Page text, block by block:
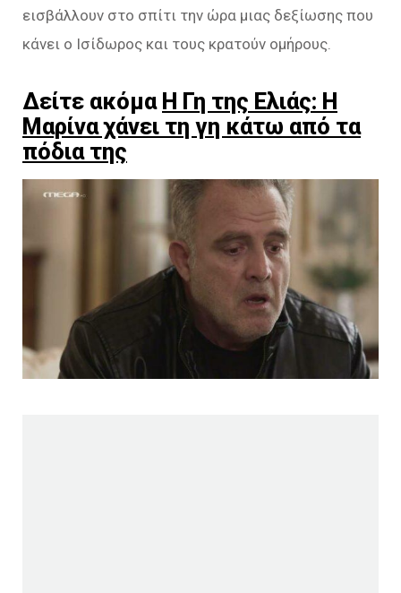
εισβάλλουν στο σπίτι την ώρα μιας δεξίωσης που
κάνει ο Ισίδωρος και τους κρατούν ομήρους.
Δείτε ακόμα Η Γη της Ελιάς: H
Μαρίνα χάνει τη γη κάτω από τα
πόδια της